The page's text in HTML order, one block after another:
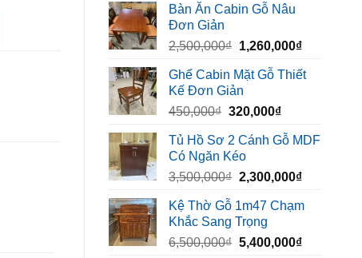
Bàn Ăn Cabin Gỗ Nâu
Đơn Giản
2,500,000₫ Giá
là:
2,500,000₫.
1,260,000₫Giá
tại
Ghế Cabin Mặt Gỗ Thiết
Kế Đơn Giản
450,000₫ Giá
là:
450,000₫.
320,000₫Giá
tại
320,000₫.
Tủ Hồ Sơ 2 Cánh Gỗ MDF
Có Ngăn Kéo
3,500,000₫ Giá
là:
3,500,000₫.
2,300,000₫Giá
tại
Kệ Thờ Gỗ 1m47 Chạm
Khắc Sang Trọng
6,500,000₫ Giá
5,400,000₫Giá